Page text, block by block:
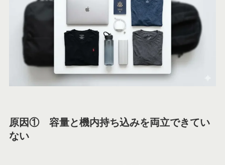
原因① 容量と機内持ち込みを両立できてい
ない